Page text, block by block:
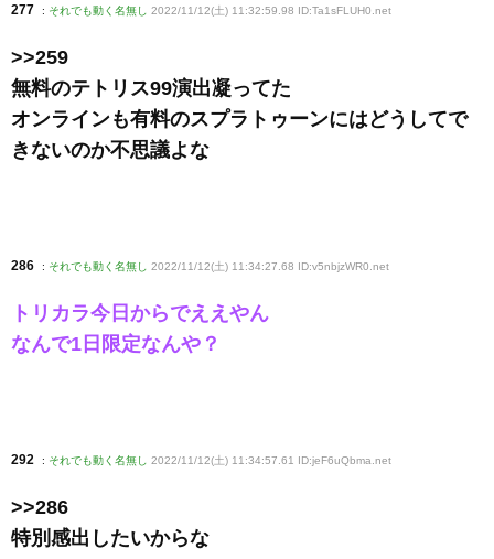
277 : それでも動く名無し 2022/11/12(土) 11:32:59.98 ID:Ta1sFLUH0 .net
>>259
無料のテトリス99演出凝ってた
オンラインも有料のスプラトゥーンにはどうしてで
きないのか不思議よな
286 : それでも動く名無し 2022/11/12(土) 11:34:27.68 ID:v5nbjzWR0 .net
トリカラ今日からでええやん
なんで1日限定なんや？
292 : それでも動く名無し 2022/11/12(土) 11:34:57.61 ID:jeF6uQbma .net
>>286
特別感出したいからな